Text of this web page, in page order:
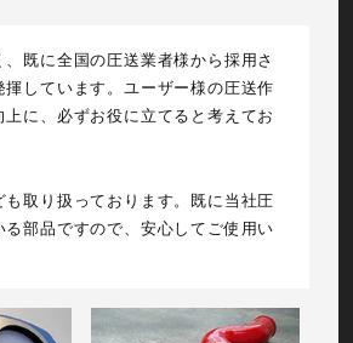
既に全国の圧送業者様から採用さ
しています。ユーザー様の圧送作
に、必ずお役に立てると考えてお
も取り扱っております。既に当社圧
部品ですので、安心してご使用い